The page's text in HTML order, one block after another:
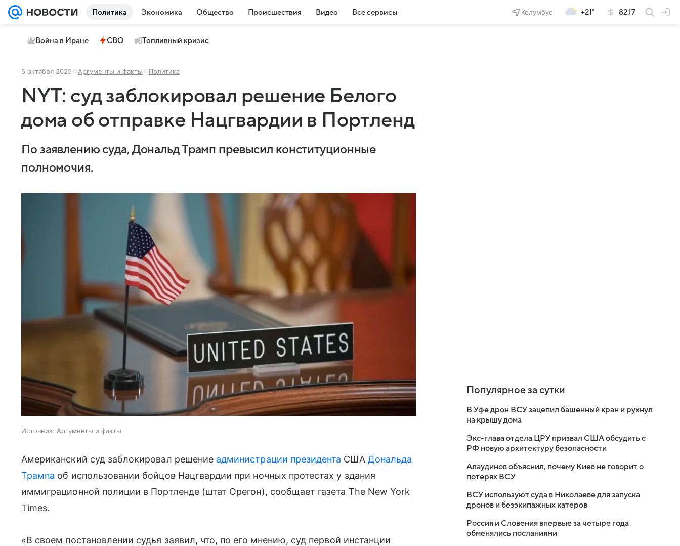
Политика Экономика Общество Происшествия Видео Все сервисы Колумбус +21° 82.17
Война в Иране СВО Топливный кризис
5 октября 2025 Аргументы и факты Политика
NYT: суд заблокировал решение Белого
дома об отправке Нацгвардии в Портленд
По заявлению суда, Дональд Трамп превысил конституционные
полномочия.
Источник: Аргументы и факты
Американский суд заблокировал решение администрации президента США Дональда
Трампа об использовании бойцов Нацгвардии при ночных протестах у здания
иммиграционной полиции в Портленде (штат Орегон), сообщает газета The New York
Times.
«В своем постановлении судья заявил, что, по его мнению, суд первой инстанции
Популярное за сутки
В Уфе дрон ВСУ зацепил башенный кран и рухнул
на крышу дома
Экс-глава отдела ЦРУ призвал США обсудить с
РФ новую архитектуру безопасности
Алаудинов объяснил, почему Киев не говорит о
потерях ВСУ
ВСУ используют суда в Николаеве для запуска
дронов и безэкипажных катеров
Россия и Словения впервые за четыре года
обменялись посланиями